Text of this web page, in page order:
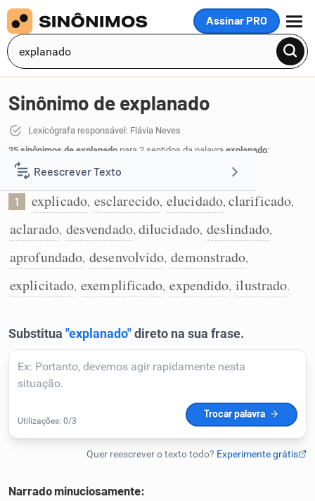
Assinar PRO
MENU
Reescrever Texto
Resumir Texto
Corrigir Texto
Detector de IA
Humanizador de IA
Caça-palavras
Sinônimo de explanado
Lexicógrafa responsável: Flávia Neves
25 sinônimos de explanado para 2 sentidos da palavra explanado:
Tornado fácil de entender:
1 explicado, esclarecido, elucidado, clarificado,
aclarado, desvendado, dilucidado, deslindado,
aprofundado, desenvolvido, demonstrado,
explicitado, exemplificado, expendido, ilustrado.
Narrado minuciosamente: